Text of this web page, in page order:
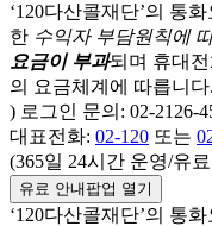
‘120다산콜재단’의 통
한 수익자 부담원칙에
요금이 부과되며 휴대
의 요금체계에 따릅니다.
) 로그인 문의: 02-2126-
대표전화: 02-120 또는
(365일 24시간 운영/유료
유료 안내팝업 열기
‘120다산콜재단’의 통